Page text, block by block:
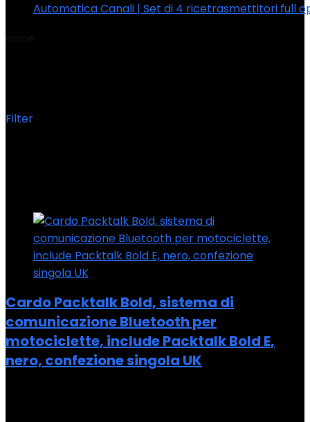
Automatica Canali | Set di 4 ricetrasmettitori full
Filter
Cardo Packtalk Bold, sistema di
comunicazione Bluetooth per
motociclette, include Packtalk Bold E,
nero, confezione singola UK